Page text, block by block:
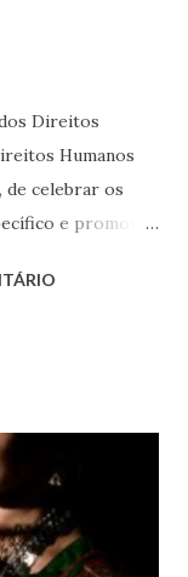
Direitos
Humanos
de celebrar os
e promover
os direitos
de opinião
e de
da Declaração
no centro